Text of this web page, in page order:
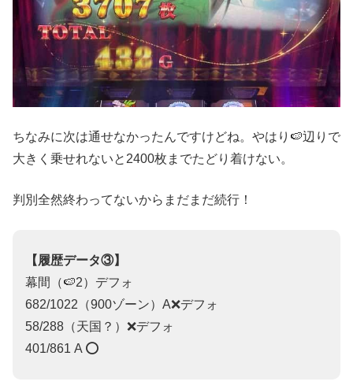
ちなみに次は通せなかったんですけどね。やはり🍉辺りで
大きく乗せれないと2400枚までたどり着けない。
判別全然終わってないからまだまだ続行！
【履歴データ③】
幕間（🍉2）デフォ
682/1022（900ゾーン）A❌デフォ
58/288（天国？）❌デフォ
401/861 A ⭕️